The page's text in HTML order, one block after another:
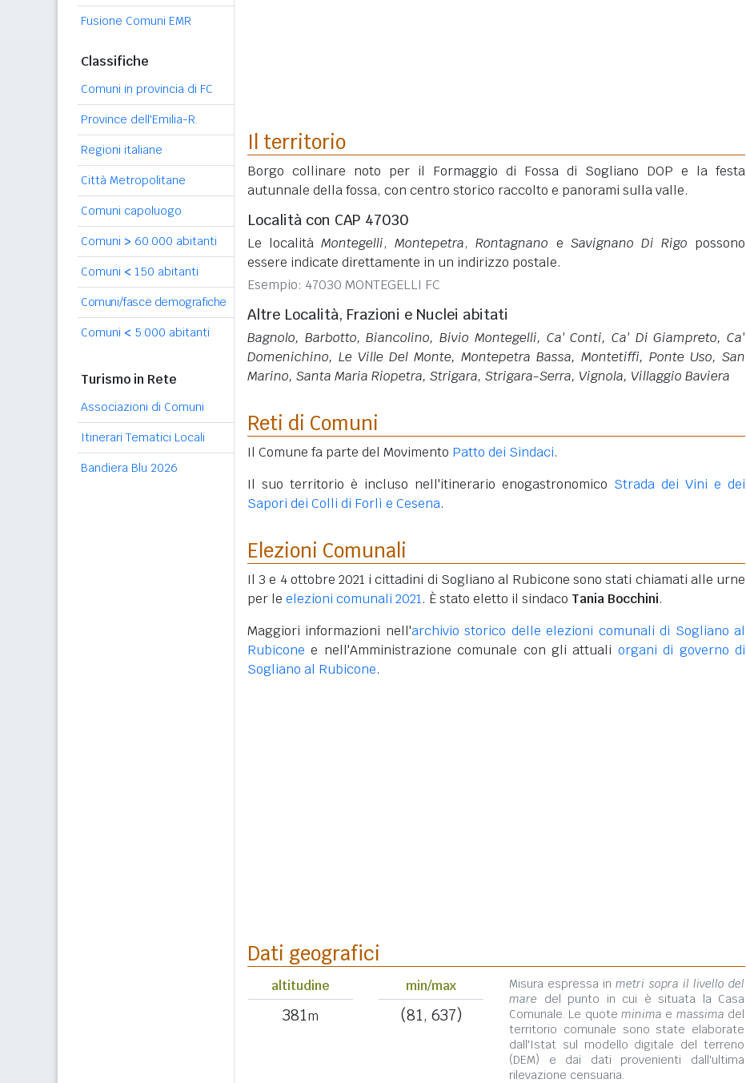
Fusione Comuni EMR
Classifiche
Comuni in provincia di FC
Province dell'Emilia-R.
Regioni italiane
Città Metropolitane
Comuni capoluogo
Comuni > 60.000 abitanti
Comuni < 150 abitanti
Comuni/fasce demografiche
Comuni < 5.000 abitanti
Turismo in Rete
Associazioni di Comuni
Itinerari Tematici Locali
Bandiera Blu 2026
Il territorio
Borgo collinare noto per il Formaggio di Fossa di Sogliano DOP e la festa
autunnale della fossa, con centro storico raccolto e panorami sulla valle.
Località con CAP 47030
Le localitàMontegelli,Montepetra,Rontagnano e Savignano Di Rigo possono
essere indicate direttamente in un indirizzo postale.
Esempio: 47030 MONTEGELLI FC
Altre Località, Frazioni e Nuclei abitati
Bagnolo, Barbotto, Biancolino, Bivio Montegelli, Ca' Conti, Ca' Di Giampreto, Ca'
Domenichino, Le Ville Del Monte, Montepetra Bassa, Montetiffi, Ponte Uso, San
Marino, Santa Maria Riopetra, Strigara, Strigara-Serra, Vignola, Villaggio Baviera
Reti di Comuni
Il Comune fa parte del Movimento Patto dei Sindaci.
Il suo territorio è incluso nell'itinerario enogastronomico Strada dei Vini e dei
Sapori dei Colli di Forlì e Cesena.
Elezioni Comunali
Il 3 e 4 ottobre 2021 i cittadini di Sogliano al Rubicone sono stati chiamati alle urne
per le elezioni comunali 2021. È stato eletto il sindaco Tania Bocchini.
Maggiori informazioni nell'archivio storico delle elezioni comunali di Sogliano al
Rubicone e nell'Amministrazione comunale con gli attuali organi di governo di
Sogliano al Rubicone.
Dati geografici
altitudine
381m
min/max
(81, 637)
Misura espressa inmetri sopra il livello del
mare del punto in cui è situata la Casa
Comunale. Le quote minima e massima del
territorio comunale sono state elaborate
dall'Istat sul modello digitale del terreno
(DEM) e dai dati provenienti dall'ultima
rilevazione censuaria.